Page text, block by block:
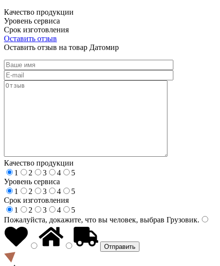
Качество продукции
Уровень сервиса
Срок изготовления
Оставить отзыв
Оставить отзыв на товар Датомир
Качество продукции
1
2 3 4
5
Уровень сервиса
1
2 3 4
5
Срок изготовления
1
2 3 4
5
Пожалуйста, докажите, что вы человек, выбрав Грузовик.